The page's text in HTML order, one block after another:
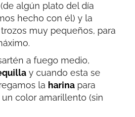
algún plato del día
hecho con él) y la
muy pequeños, para
a fuego medio,
y cuando esta se
la harina para
color amarillento (sin